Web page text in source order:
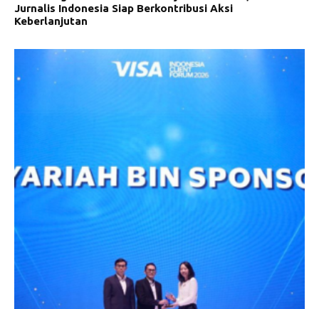
Jurnalis Indonesia Siap Berkontribusi Aksi
Keberlanjutan